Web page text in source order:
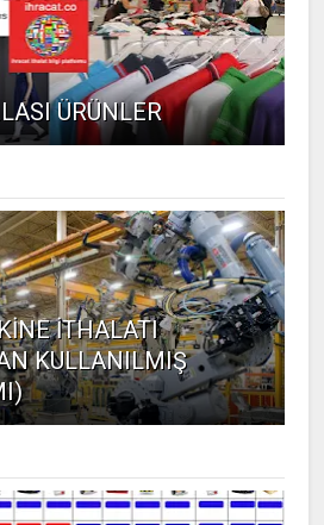
ÜRÜNLER
İTHALATI
KULLANILMIŞ